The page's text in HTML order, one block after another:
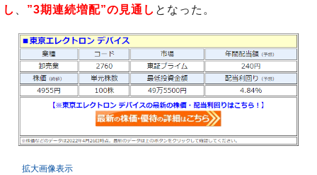
し
”3期連続増配”の見通し となった。
拡大画像表示